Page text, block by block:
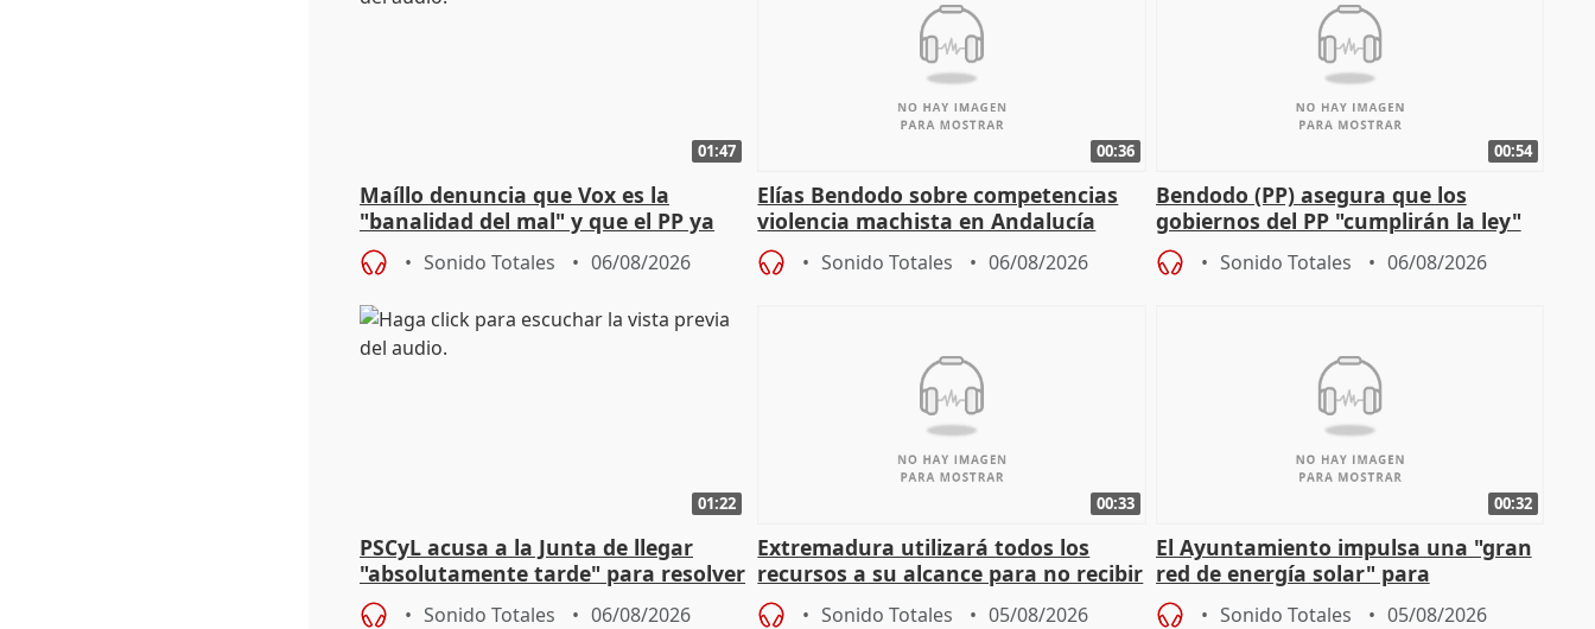
01:47
Maíllo denuncia que Vox es la
"banalidad del mal" y que el PP ya
asume todas sus tesis
Sonido Totales 06/08/2026
00:36
Elías Bendodo sobre competencias
violencia machista en Andalucía
Sonido Totales 06/08/2026
00:54
Bendodo (PP) asegura que los
gobiernos del PP "cumplirán la ley"
sobre los menores migrantes
Sonido Totales 06/08/2026
01:22
PSCyL acusa a la Junta de llegar
"absolutamente tarde" para resolver
problemas como Newcastle
Sonido Totales 06/08/2026
00:33
Extremadura utilizará todos los
recursos a su alcance para no recibir
más menores migrantes
Sonido Totales 05/08/2026
00:32
El Ayuntamiento impulsa una "gran
red de energía solar" para
autoconsumo
Sonido Totales 05/08/2026